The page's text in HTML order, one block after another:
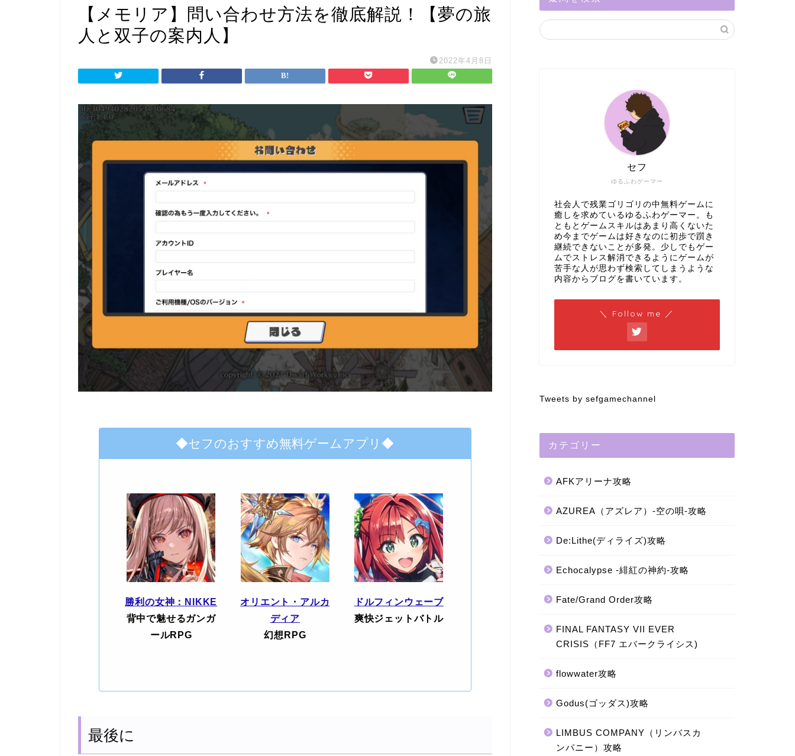
【メモリア】問い合わせ方法を徹底解説！【夢の旅
人と双子の案内人】
2022年4月8日
◆セフのおすすめ無料ゲームアプリ◆
勝利の女神：NIKKE
背中で魅せるガンガ
ールRPG
オリエント・アルカ
ディア
幻想RPG
ドルフィンウェーブ
爽快ジェットバトル
最後に
ゆるふわゲーマー
セフ
社会人で残業ゴリゴリの中無料ゲームに
癒しを求めているゆるふわゲーマー。も
ともとゲームスキルはあまり高くないた
め今までゲームは好きなのに初歩で躓き
継続できないことが多発。少しでもゲー
ムでストレス解消できるようにゲームが
苦手な人が思わず検索してしまうような
内容からブログを書いています。
＼ Follow me ／
Tweets by sefgamechannel
カテゴリー
AFKアリーナ攻略
AZUREA（アズレア）-空の唄-攻略
De:Lithe(ディライズ)攻略
Echocalypse -緋紅の神約-攻略
Fate/Grand Order攻略
FINAL FANTASY VII EVER
CRISIS（FF7 エバークライシス)
flowwater攻略
Godus(ゴッダス)攻略
LIMBUS COMPANY（リンバスカ
ンパニー）攻略